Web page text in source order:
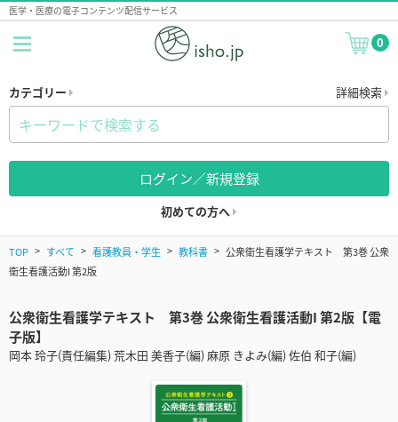
医学・医療の電子コンテンツ配信サービス
0
カテゴリー 詳細検索
ログイン／新規登録
初めての方へ
TOP すべて 看護教員・学生 教科書
公衆衛生看護学テキスト 第3巻 公衆
衛生看護活動I 第2版
公衆衛生看護学テキスト 第3巻 公衆衛生看護活動I 第2版【電
子版】
岡本 玲子(責任編集) 荒木田 美香子(編) 麻原 きよみ(編) 佐伯 和子(編)